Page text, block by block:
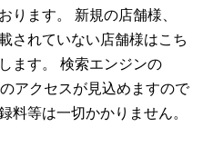
ります。 新規の店舗様、
されていない店舗様はこち
ます。 検索エンジンの
アクセスが見込めますので
料等は一切かかりません。